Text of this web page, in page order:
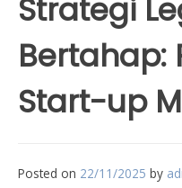
Strategi
Bertahap:
Start-up
Posted on 22/11/2025 by